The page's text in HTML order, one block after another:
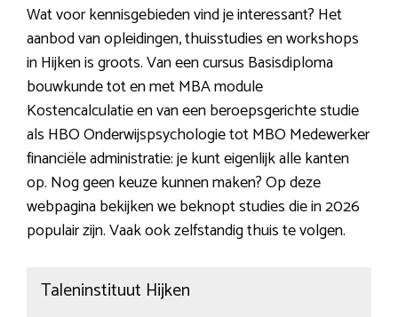
Wat voor kennisgebieden vind je interessant? Het
aanbod van opleidingen, thuisstudies en workshops
in Hijken is groots. Van een cursus Basisdiploma
bouwkunde tot en met MBA module
Kostencalculatie en van een beroepsgerichte studie
als HBO Onderwijspsychologie tot MBO Medewerker
financiële administratie: je kunt eigenlijk alle kanten
op. Nog geen keuze kunnen maken? Op deze
webpagina bekijken we beknopt studies die in 2026
populair zijn. Vaak ook zelfstandig thuis te volgen.
Taleninstituut Hijken